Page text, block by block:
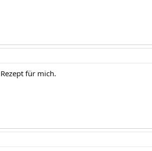
für mich.